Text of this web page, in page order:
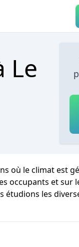
Le
où le climat est
occupants et sur
les